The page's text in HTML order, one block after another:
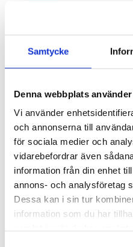
Samtycke
Denna webbplats
Vi använder
och annonserna till
för sociala medier och
vidarebefordrar även
information från din enhet
annons- och analysföretag
Dessa kan i sin tur
information som du har
Hem
Autologger
Excelkonsult
Power BI konsult
Outsourcing av hela
Mobil-appar
Webbutveckling
SQL-kopplad Excel
Dokumentation av
Excel-makeover
Affärskonsult
Försäljningsanalys
KPI-beräkningar
Riskkapital
Process-experter
Mallar
Likviditetsplanerare
Budgetmodell